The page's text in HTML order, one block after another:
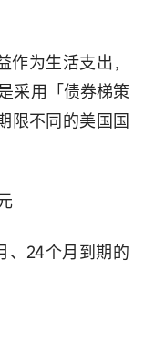
为生活支出，
采用「债券梯策
限不同的美国国
、24个月到期的